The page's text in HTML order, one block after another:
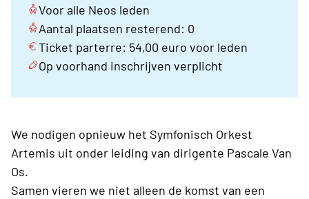
Voor alle Neos leden
Aantal plaatsen resterend: 0
Ticket parterre: 54,00 euro voor leden
Op voorhand inschrijven verplicht
We nodigen opnieuw het Symfonisch Orkest
Artemis uit onder leiding van dirigente Pascale Van
Os.
Samen vieren we niet alleen de komst van een